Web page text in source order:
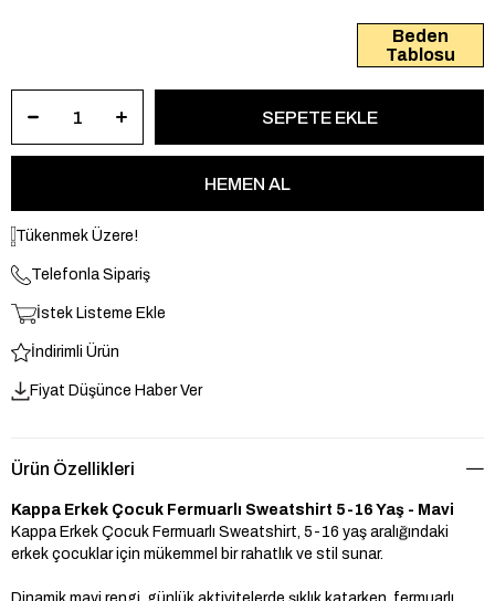
Beden
Tablosu
Tükenmek Üzere!
Telefonla Sipariş
İstek Listeme Ekle
İndirimli Ürün
Fiyat Düşünce Haber Ver
Ürün Özellikleri
Kappa Erkek Çocuk Fermuarlı Sweatshirt 5-16 Yaş - Mavi
Kappa Erkek Çocuk Fermuarlı Sweatshirt, 5-16 yaş aralığındaki
erkek çocuklar için mükemmel bir rahatlık ve stil sunar.